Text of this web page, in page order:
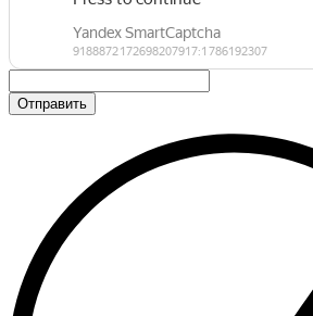
Отправить